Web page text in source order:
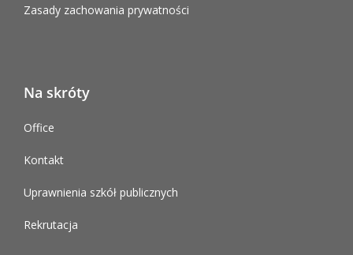
Zasady zachowania prywatności
Na skróty
Office
Kontakt
Uprawnienia szkół publicznych
Rekrutacja